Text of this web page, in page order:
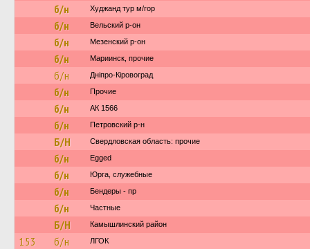
б/н Худжанд тур м/гор
б/н Вельский р-он
б/н Мезенский р-он
б/н Мариинск, прочие
б/н Дніпро-Кіровоград
б/н Прочие
б/н АК 1566
б/н Петровский р-н
Б/Н Свердловская область: прочие
б/н Egged
б/н Юрга, служебные
б/н Бендеры - пр
б/н Частные
Б/Н Камышлинский район
153 б/н ЛГОК